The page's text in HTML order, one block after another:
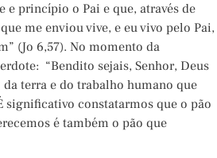
e princípio o Pai e que, através de
me enviou vive, e eu vivo pelo Pai,
(Jo 6,57). No momento da
“Bendito sejais, Senhor, Deus
terra e do trabalho humano que
significativo constatarmos que o pão
é também o pão que